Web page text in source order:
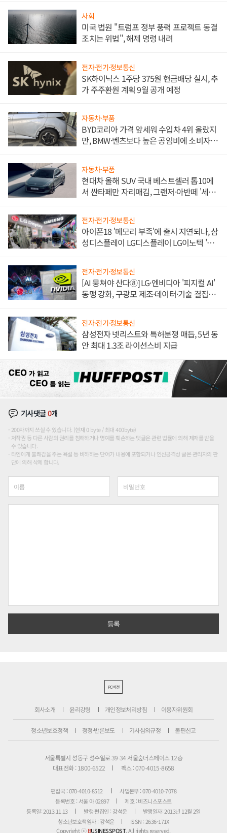
사회
미국 법원 "트럼프 정부 풍력 프로젝트 동결
조치는 위법", 해제 명령 내려
전자·전기·정보통신
SK하이닉스 1주당 375원 현금배당 실시, 추
가 주주환원 계획 9월 공개 예정
자동차·부품
BYD코리아 가격 앞세워 수입차 4위 올랐지
만, BMW·벤츠보다 높은 공임비에 소비자
자동차·부품
현대차 올해 SUV 국내 베스트셀러 톱10에
서 싼타페만 자리매김, 그랜저·아반떼 '세단
전자·전기·정보통신
아이폰18 '메모리 부족'에 출시 지연되나, 삼
성디스플레이 LG디스플레이 LG이노텍 '탈
전자·전기·정보통신
[AI 뭉쳐야 산다⑧] LG·엔비디아 '피지컬 AI'
동맹 강화, 구광모 제조·데이터·기술 결집
전자·전기·정보통신
삼성전자 넷리스트와 특허분쟁 매듭, 5년 동
안 최대 1.3조 라이선스비 지급
기사댓글0개
200자까지 쓰실 수 있습니다. (현재 0 byte / 최대 400byte)
저작권 등 다른 사람의 권리를 침해하거나 명예를 훼손하는 댓글은 관련 법률에 의해 제재를 받을
수 있습니다.
타인에게 불쾌감을 주는 욕설 등 비하하는 단어가 내용에 포함되거나 인신공격성 글은 관리자의 판
단에 의해 삭제 합니다.
PC버전
회사소개 윤리강령 개인정보처리방침 이용자위원회
청소년보호정책 정정·반론보도 기사심의규정 불편신고
서울특별시 성동구 성수일로 39-34 서울숲더스페이스 12층
대표전화 : 1800-6522
팩스 : 070-4015-8658
편집국 : 070-4010-8512
사업본부 : 070-4010-7078
등록번호 : 서울 아 02897
제호 : 비즈니스포스트
등록일: 2013.11.13
발행·편집인 : 강석운
발행일자: 2013년 12월 2일
청소년보호책임자 : 강석운
ISSN : 2636-171X
Copyright ⓒBUSINESSPOST. All rights reserved.